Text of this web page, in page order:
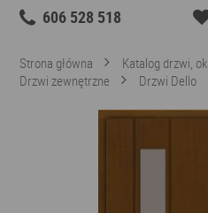
606 528 518
Strona główna
Katalog drzwi,
Drzwi zewnętrzne
Drzwi Dello